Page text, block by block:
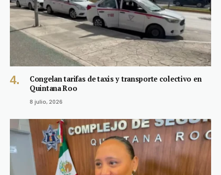
Congelan tarifas de taxis y transporte colectivo en
Quintana Roo
8 julio, 2026